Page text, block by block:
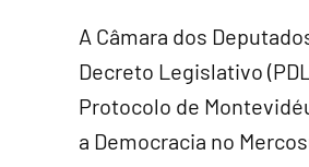
A Câmara dos
Decreto Legislativo
Protocolo de
a Democracia no